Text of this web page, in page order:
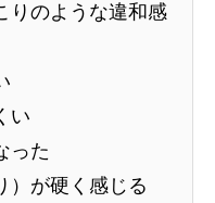
りのような違和感
い
った
）が硬く感じる